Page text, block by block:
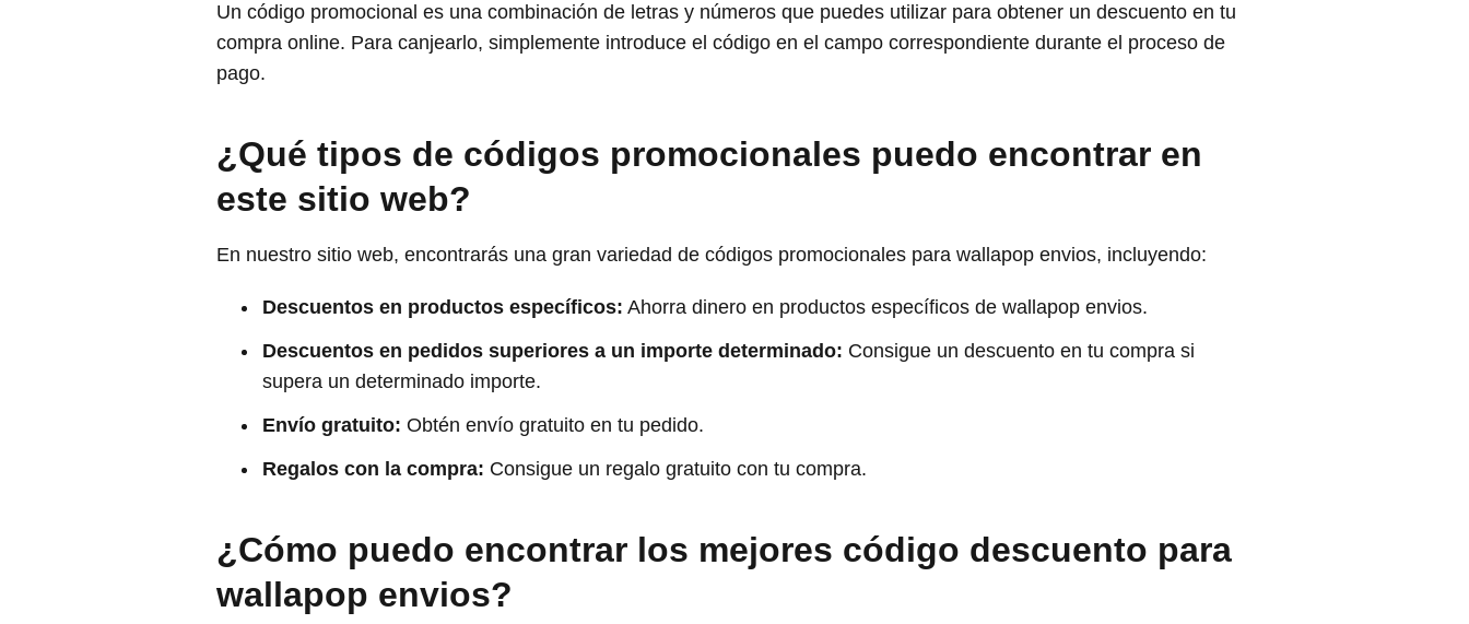
Un código promocional es una combinación de letras y números que puedes utilizar para obtener un descuento en tu
compra online. Para canjearlo, simplemente introduce el código en el campo correspondiente durante el proceso de
pago.
¿Qué tipos de códigos promocionales puedo encontrar en
este sitio web?
En nuestro sitio web, encontrarás una gran variedad de códigos promocionales para wallapop envios, incluyendo:
Descuentos en productos específicos: Ahorra dinero en productos específicos de wallapop envios.
Descuentos en pedidos superiores a un importe determinado: Consigue un descuento en tu compra si
supera un determinado importe.
Envío gratuito: Obtén envío gratuito en tu pedido.
Regalos con la compra: Consigue un regalo gratuito con tu compra.
¿Cómo puedo encontrar los mejores código descuento para
wallapop envios?